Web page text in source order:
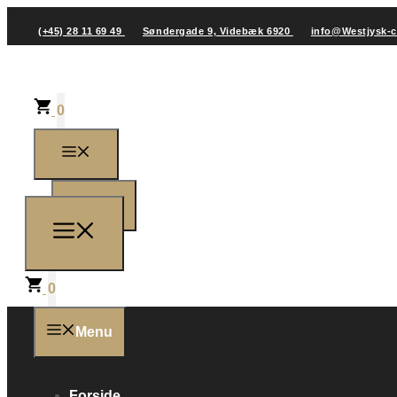
(+45) 28 11 69 49 Søndergade 9, Videbæk 6920 info@Westjysk-
0
0
Menu